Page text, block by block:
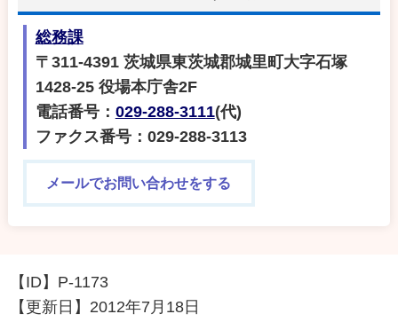
総務課
〒311-4391 茨城県東茨城郡城里町大字石塚
1428-25 役場本庁舎2F
電話番号： 029-288-3111(代)
ファクス番号：029-288-3113
メールでお問い合わせをする
【ID】 P-1173
【更新日】 2012年7月18日